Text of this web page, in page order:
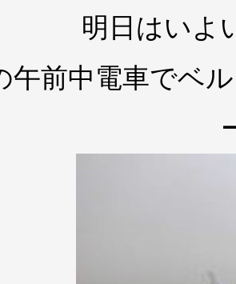
明日はいよ
午前中電車でベ